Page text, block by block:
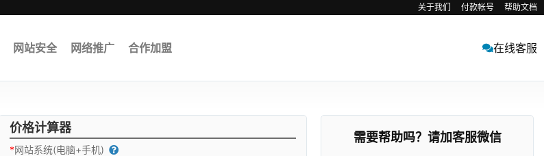
关于我们 付款帐号 帮助文档
网站安全 网络推广 合作加盟 在线客服
价格计算器
*网站系统(电脑+手机)
需要帮助吗？请加客服微信